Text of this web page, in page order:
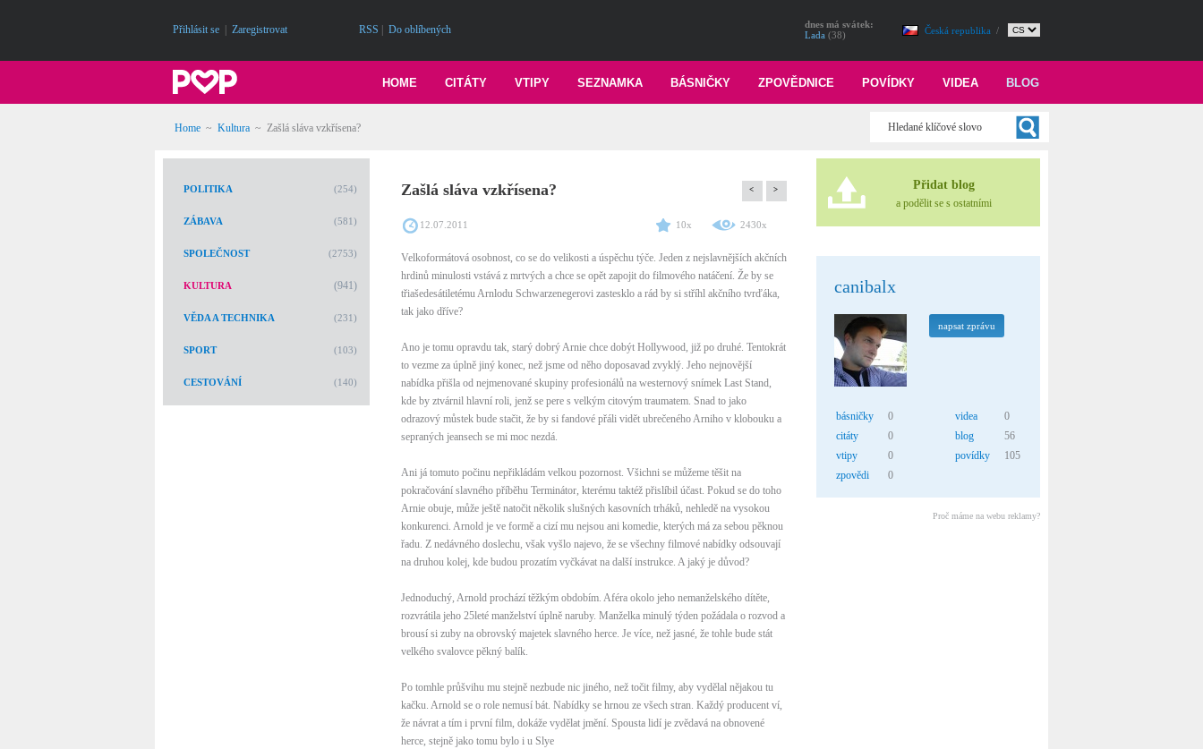
Přihlásit se Zaregistrovat RSS Do oblíbených Česká republika /
dnes má svátek:
Lada (38)
BLOG
VIDEA
POVÍDKY
ZPOVĚDNICE
BÁSNIČKY
SEZNAMKA
VTIPY
CITÁTY
HOME
Home ~ Kultura ~ Zašlá sláva vzkřísena?
POLITIKA (254)
ZÁBAVA (581)
SPOLEČNOST (2753)
KULTURA (941)
VĚDA A TECHNIKA (231)
SPORT (103)
CESTOVÁNÍ (140)
Zašlá sláva vzkřísena? < >
12.07.2011 10x 2430x
Velkoformátová osobnost, co se do velikosti a úspěchu týče. Jeden z nejslavnějších akčních
hrdinů minulosti vstává z mrtvých a chce se opět zapojit do filmového natáčení. Že by se
třiašedesátiletému Arnlodu Schwarzenegerovi zastesklo a rád by si stříhl akčního tvrďáka,
tak jako dříve?
Ano je tomu opravdu tak, starý dobrý Arnie chce dobýt Hollywood, již po druhé. Tentokrát
to vezme za úplně jiný konec, než jsme od něho doposavad zvyklý. Jeho nejnovější
nabídka přišla od nejmenované skupiny profesionálů na westernový snímek Last Stand,
kde by ztvárnil hlavní roli, jenž se pere s velkým citovým traumatem. Snad to jako
odrazový můstek bude stačit, že by si fandové přáli vidět ubrečeného Arniho v klobouku a
sepraných jeansech se mi moc nezdá.
Ani já tomuto počinu nepřikládám velkou pozornost. Všichni se můžeme těšit na
pokračování slavného příběhu Terminátor, kterému taktéž přislíbil účast. Pokud se do toho
Arnie obuje, může ještě natočit několik slušných kasovních trháků, nehledě na vysokou
konkurenci. Arnold je ve formě a cizí mu nejsou ani komedie, kterých má za sebou pěknou
řadu. Z nedávného doslechu, však vyšlo najevo, že se všechny filmové nabídky odsouvají
na druhou kolej, kde budou prozatím vyčkávat na další instrukce. A jaký je důvod?
Jednoduchý, Arnold prochází těžkým obdobím. Aféra okolo jeho nemanželského dítěte,
rozvrátila jeho 25leté manželství úplně naruby. Manželka minulý týden požádala o rozvod a
brousí si zuby na obrovský majetek slavného herce. Je více, než jasné, že tohle bude stát
velkého svalovce pěkný balík.
Po tomhle průšvihu mu stejně nezbude nic jiného, než točit filmy, aby vydělal nějakou tu
kačku. Arnold se o role nemusí bát. Nabídky se hrnou ze všech stran. Každý producent ví,
že návrat a tím i první film, dokáže vydělat jmění. Spousta lidí je zvědavá na obnovené
herce, stejně jako tomu bylo i u Slye
Přidat blog
a podělit se s ostatními
canibalx
napsat zprávu
básničky
0
citáty
0
vtipy
0
zpovědi
0
videa
0
blog
56
povídky
105
Proč máme na webu reklamy?